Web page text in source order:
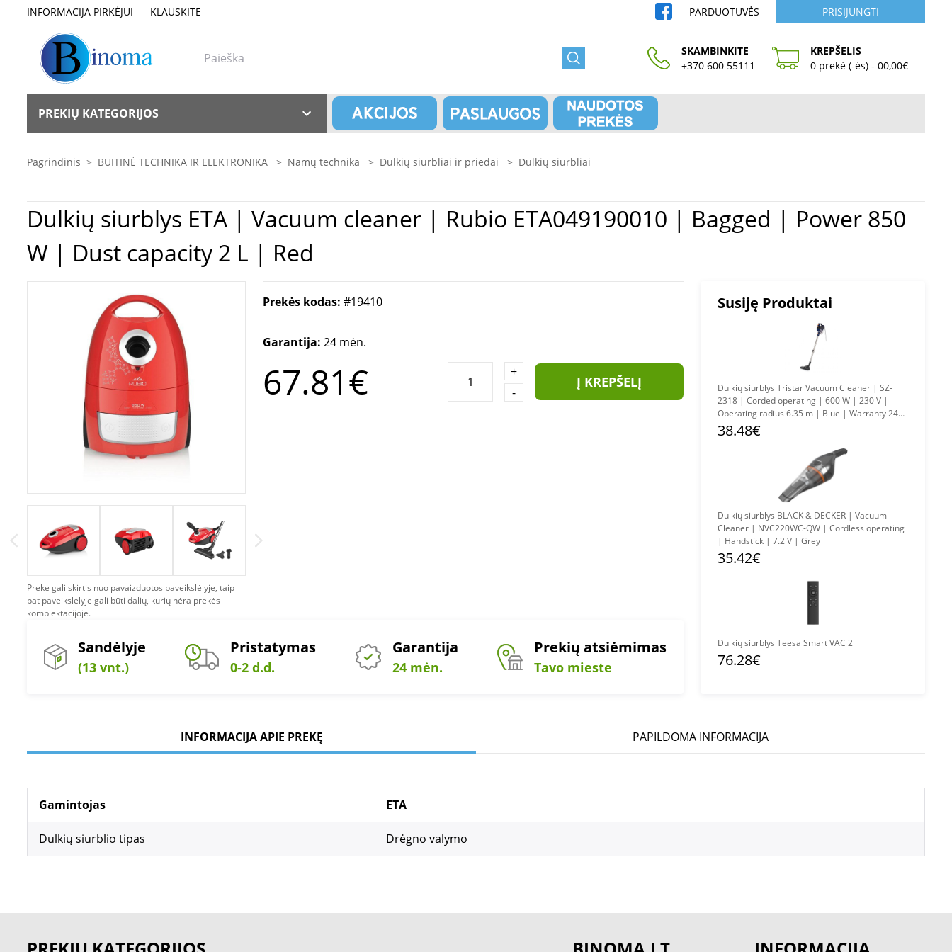
INFORMACIJA PIRKĖJUI KLAUSKITE PARDUOTUVĖS PRISIJUNGTI
SKAMBINKITE
+370 600 55111
KREPŠELIS
0 prekė (-ės) - 00,00€
PREKIŲ KATEGORIJOS
Pagrindinis > BUITINĖ TECHNIKA IR ELEKTRONIKA > Namų technika > Dulkių siurbliai ir priedai > Dulkių siurbliai
Dulkių siurblys ETA | Vacuum cleaner | Rubio ETA049190010 | Bagged | Power 850
W | Dust capacity 2 L | Red
Prekė gali skirtis nuo pavaizduotos paveikslėlyje, taip
pat paveikslėlyje gali būti dalių, kurių nėra prekės
komplektacijoje.
Prekės kodas: #19410
Garantija: 24 mėn.
67.81€
+
-
Į KREPŠELĮ
Sandėlyje
(13 vnt.)
Pristatymas
0-2 d.d.
Garantija
24 mėn.
Prekių atsiėmimas
Tavo mieste
Susiję Produktai
Dulkių siurblys Tristar Vacuum Cleaner | SZ-
2318 | Corded operating | 600 W | 230 V |
Operating radius 6.35 m | Blue | Warranty 24
month(s)
38.48€
Dulkių siurblys BLACK & DECKER | Vacuum
Cleaner | NVC220WC-QW | Cordless operating
| Handstick | 7.2 V | Grey
35.42€
Dulkių siurblys Teesa Smart VAC 2
76.28€
INFORMACIJA APIE PREKĘ PAPILDOMA INFORMACIJA
Gamintojas ETA
Dulkių siurblio tipas Drėgno valymo